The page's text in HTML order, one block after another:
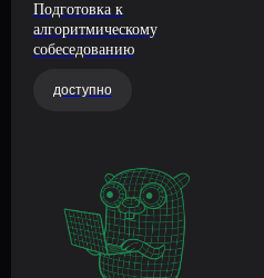
Подготовка к
алгоритмическому
собеседованию
доступно